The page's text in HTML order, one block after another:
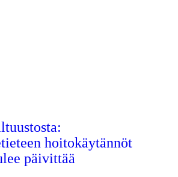
hoitokäytännöt
päivittää